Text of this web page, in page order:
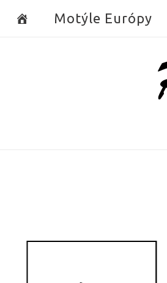
Motýle Európy
Home